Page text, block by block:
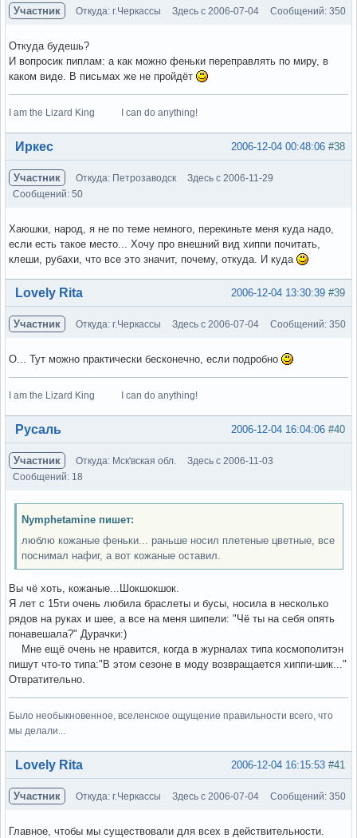
Участник Откуда: г.Черкассы Здесь с 2006-07-04 Сообщений: 350
Откуда будешь?
И вопросик пиплам: а как можно феньки переправлять по миру, в
каком виде. В письмах же не пройдёт
I am the Lizard King I can do anything!
Вне форума #38
2006-12-04 00:48:06
Иркес
Участник Откуда: Петрозаводск
Здесь с 2006-11-29
Сообщений: 50
Хаюшки, народ, я не по теме немного, перекиньте меня куда надо,
если есть такое место... Хочу про внешний вид хиппи почитать,
клеши, рубахи, что все это значит, почему, откуда. И куда
Вне форума #39
2006-12-04 13:30:39
Lovely Rita
Участник Откуда: г.Черкассы Здесь с 2006-07-04 Сообщений: 350
О... Тут можно практически бесконечно, если подробно
I am the Lizard King I can do anything!
Вне форума #40
2006-12-04 16:04:06
Русаль
Участник Откуда: Мск'вская обл.
Здесь с 2006-11-03
Сообщений: 18
Nymphetamine пишет:
люблю кожаные феньки... раньше носил плетеные цветные, все
поснимал нафиг, а вот кожаные оставил.
Вы чё хоть, кожаные...Шокшокшок.
Я лет с 15ти очень любила браслеты и бусы, носила в несколько
рядов на руках и шее, а все на меня шипели: "Чё ты на себя опять
понавешала?" Дурачки:)
Мне ещё очень не нравится, когда в журналах типа космополитэн
пишут что-то типа:"В этом сезоне в моду возвращается хиппи-шик..."
Отвратительно.
Было необыкновенное, вселенское ощущение правильности всего, что
мы делали...
Вне форума #41
2006-12-04 16:15:53
Lovely Rita
Участник Откуда: г.Черкассы Здесь с 2006-07-04 Сообщений: 350
Главное, чтобы мы существовали для всех в действительности.